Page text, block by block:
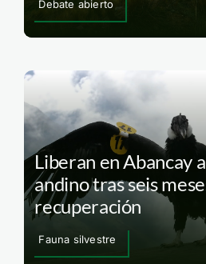
Debate abierto
Liberan en Abancay
andino tras seis
recuperación
Fauna silvestre